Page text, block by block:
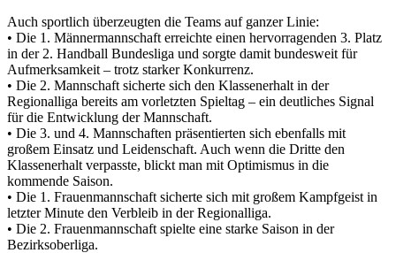
Auch sportlich überzeugten die Teams auf ganzer Linie:
• Die 1. Männermannschaft erreichte einen hervorragenden 3. Platz
in der 2. Handball Bundesliga und sorgte damit bundesweit für
Aufmerksamkeit – trotz starker Konkurrenz.
• Die 2. Mannschaft sicherte sich den Klassenerhalt in der
Regionalliga bereits am vorletzten Spieltag – ein deutliches Signal
für die Entwicklung der Mannschaft.
• Die 3. und 4. Mannschaften präsentierten sich ebenfalls mit
großem Einsatz und Leidenschaft. Auch wenn die Dritte den
Klassenerhalt verpasste, blickt man mit Optimismus in die
kommende Saison.
• Die 1. Frauenmannschaft sicherte sich mit großem Kampfgeist in
letzter Minute den Verbleib in der Regionalliga.
• Die 2. Frauenmannschaft spielte eine starke Saison in der
Bezirksoberliga.